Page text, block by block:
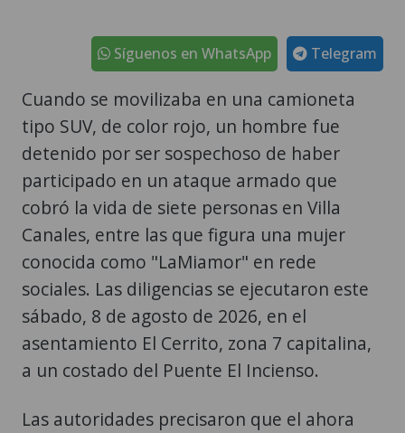
Telegram
Síguenos en WhatsApp
Cuando se movilizaba en una camioneta
tipo SUV, de color rojo, un hombre fue
detenido por ser sospechoso de haber
participado en un ataque armado que
cobró la vida de siete personas en Villa
Canales, entre las que figura una mujer
conocida como "LaMiamor" en rede
sociales. Las diligencias se ejecutaron este
sábado, 8 de agosto de 2026, en el
asentamiento El Cerrito, zona 7 capitalina,
a un costado del Puente El Incienso.
Las autoridades precisaron que el ahora